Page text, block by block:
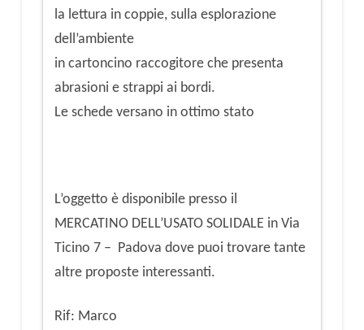
la lettura in coppie, sulla esplorazione
dell’ambiente
in cartoncino raccogitore che presenta
abrasioni e strappi ai bordi.
Le schede versano in ottimo stato
L’oggetto è disponibile presso il
MERCATINO DELL’USATO SOLIDALE in Via
Ticino 7 – Padova dove puoi trovare tante
altre proposte interessanti.
Rif: Marco